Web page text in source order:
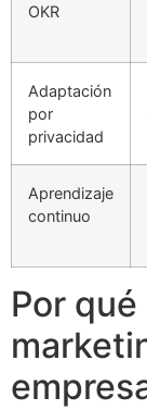
OKR
Adaptación
por
privacidad
Aprendizaje
continuo
Por